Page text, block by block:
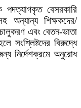
বেসরকারি
অন্যান্য শিক্ষকদের/
এবং বেতন-ভাতা
সংশ্লিষ্টদের বিরুদ্ধে
নির্দেশক্রমে অনুরোধ